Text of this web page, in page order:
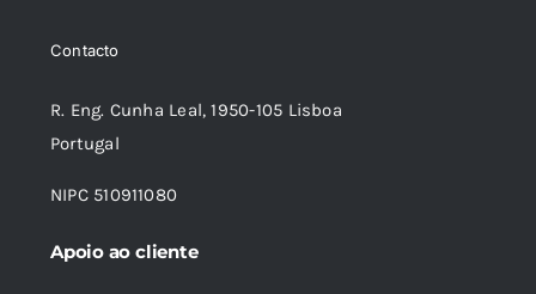
Contacto
R. Eng. Cunha Leal, 1950-105 Lisboa
Portugal
NIPC 510911080
Apoio ao cliente